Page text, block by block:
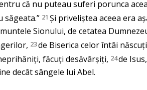
că nu puteau suferi porunca
săgeata.” 21 Și priveliștea aceea era
Sionului, de cetatea
23de Biserica celor întâi
făcuți desăvârșiți, 24de
decât sângele lui Abel.